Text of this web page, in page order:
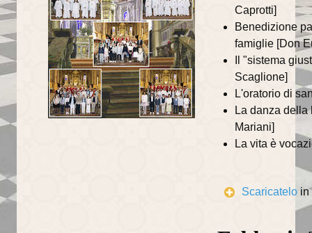
annata 2022
annata 2021
annata 2020
annata 2019
Caprotti]
Benedizione
famiglie [Don
Il "sistema
Scaglione]
L'oratorio di
La danza
Mariani]
La vita è
Scaricatelo in